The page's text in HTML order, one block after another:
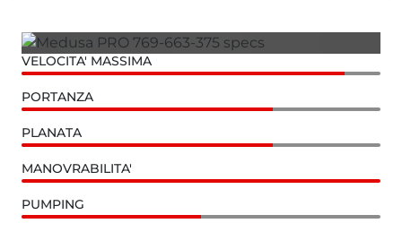
VELOCITA' MASSIMA
PORTANZA
PLANATA
MANOVRABILITA'
PUMPING